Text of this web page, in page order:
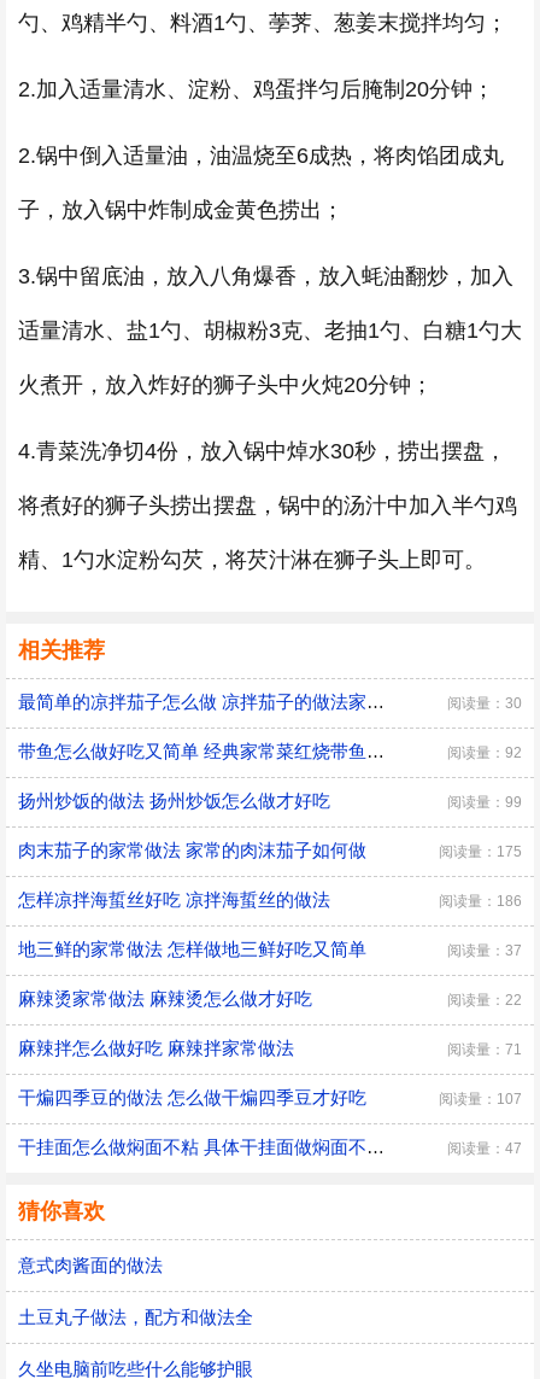
勺、鸡精半勺、料酒1勺、荸荠、葱姜末搅拌均匀；
2.加入适量清水、淀粉、鸡蛋拌匀后腌制20分钟；
2.锅中倒入适量油，油温烧至6成热，将肉馅团成丸
子，放入锅中炸制成金黄色捞出；
3.锅中留底油，放入八角爆香，放入蚝油翻炒，加入
适量清水、盐1勺、胡椒粉3克、老抽1勺、白糖1勺大
火煮开，放入炸好的狮子头中火炖20分钟；
4.青菜洗净切4份，放入锅中焯水30秒，捞出摆盘，
将煮好的狮子头捞出摆盘，锅中的汤汁中加入半勺鸡
精、1勺水淀粉勾芡，将芡汁淋在狮子头上即可。
相关推荐
最简单的凉拌茄子怎么做 凉拌茄子的做法家常窍门 阅读量：30
带鱼怎么做好吃又简单 经典家常菜红烧带鱼的做法 阅读量：92
扬州炒饭的做法 扬州炒饭怎么做才好吃 阅读量：99
肉末茄子的家常做法 家常的肉沫茄子如何做 阅读量：175
怎样凉拌海蜇丝好吃 凉拌海蜇丝的做法 阅读量：186
地三鲜的家常做法 怎样做地三鲜好吃又简单 阅读量：37
麻辣烫家常做法 麻辣烫怎么做才好吃 阅读量：22
麻辣拌怎么做好吃 麻辣拌家常做法 阅读量：71
干煸四季豆的做法 怎么做干煸四季豆才好吃 阅读量：107
干挂面怎么做焖面不粘 具体干挂面做焖面不粘的方法 阅读量：47
猜你喜欢
意式肉酱面的做法
土豆丸子做法，配方和做法全
久坐电脑前吃些什么能够护眼